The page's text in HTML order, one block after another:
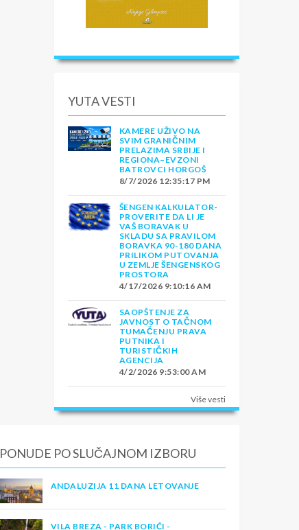
YUTA VESTI
KAMERE UŽIVO NA
SVIM GRANIČNIM
PRELAZIMA SRBIJE I
REGIONA–EVZONI
BATROVCI HORGOŠ
8/7/2026 12:35:17 PM
ŠENGEN KALKULATOR-
PROVERITE DA LI JE
VAŠ BORAVAK U
SKLADU SA PRAVILOM
BORAVKA 90-180 DANA
PRILIKOM PUTOVANJA
U ZEMLJE ŠENGENSKOG
PROSTORA
4/17/2026 9:10:16 AM
SAOPŠTENJE ZA
JAVNOST O TAČNOM
TUMAČENJU PRAVA
PUTNIKA I
TURISTIČKIH
AGENCIJA
4/2/2026 9:53:00 AM
Više vesti
PONUDE PO SLUČAJNOM IZBORU
ANDALUZIJA 11 DANA LETOVANJE
VILA BREZA - PARK BORIĆI -